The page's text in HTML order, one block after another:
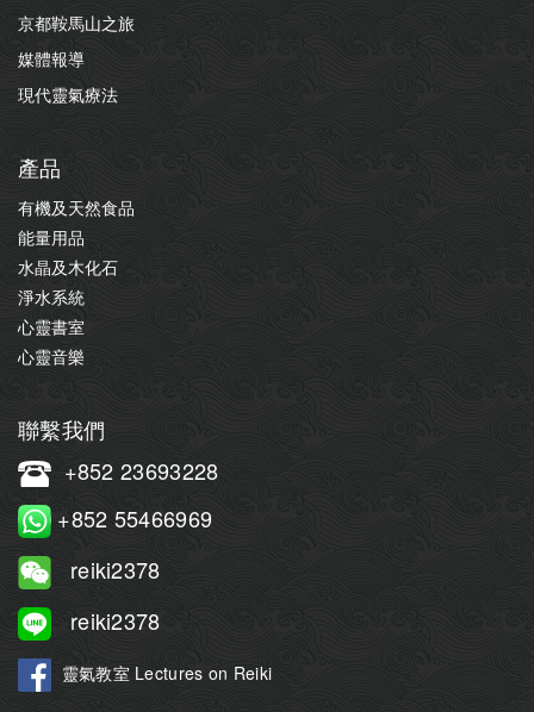
京都鞍馬山之旅
媒體報導
現代靈氣療法
產品
有機及天然食品
能量用品
水晶及木化石
淨水系統
心靈書室
心靈音樂
聯繫我們
+852 23693228
+852 55466969
reiki2378
reiki2378
靈氣教室 Lectures on Reiki